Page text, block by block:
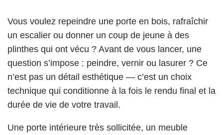
Vous voulez repeindre une porte en bois, rafraîchir
un escalier ou donner un coup de jeune à des
plinthes qui ont vécu ? Avant de vous lancer, une
question s’impose : peindre, vernir ou lasurer ? Ce
n’est pas un détail esthétique — c’est un choix
technique qui conditionne à la fois le rendu final et la
durée de vie de votre travail.
Une porte intérieure très sollicitée, un meuble